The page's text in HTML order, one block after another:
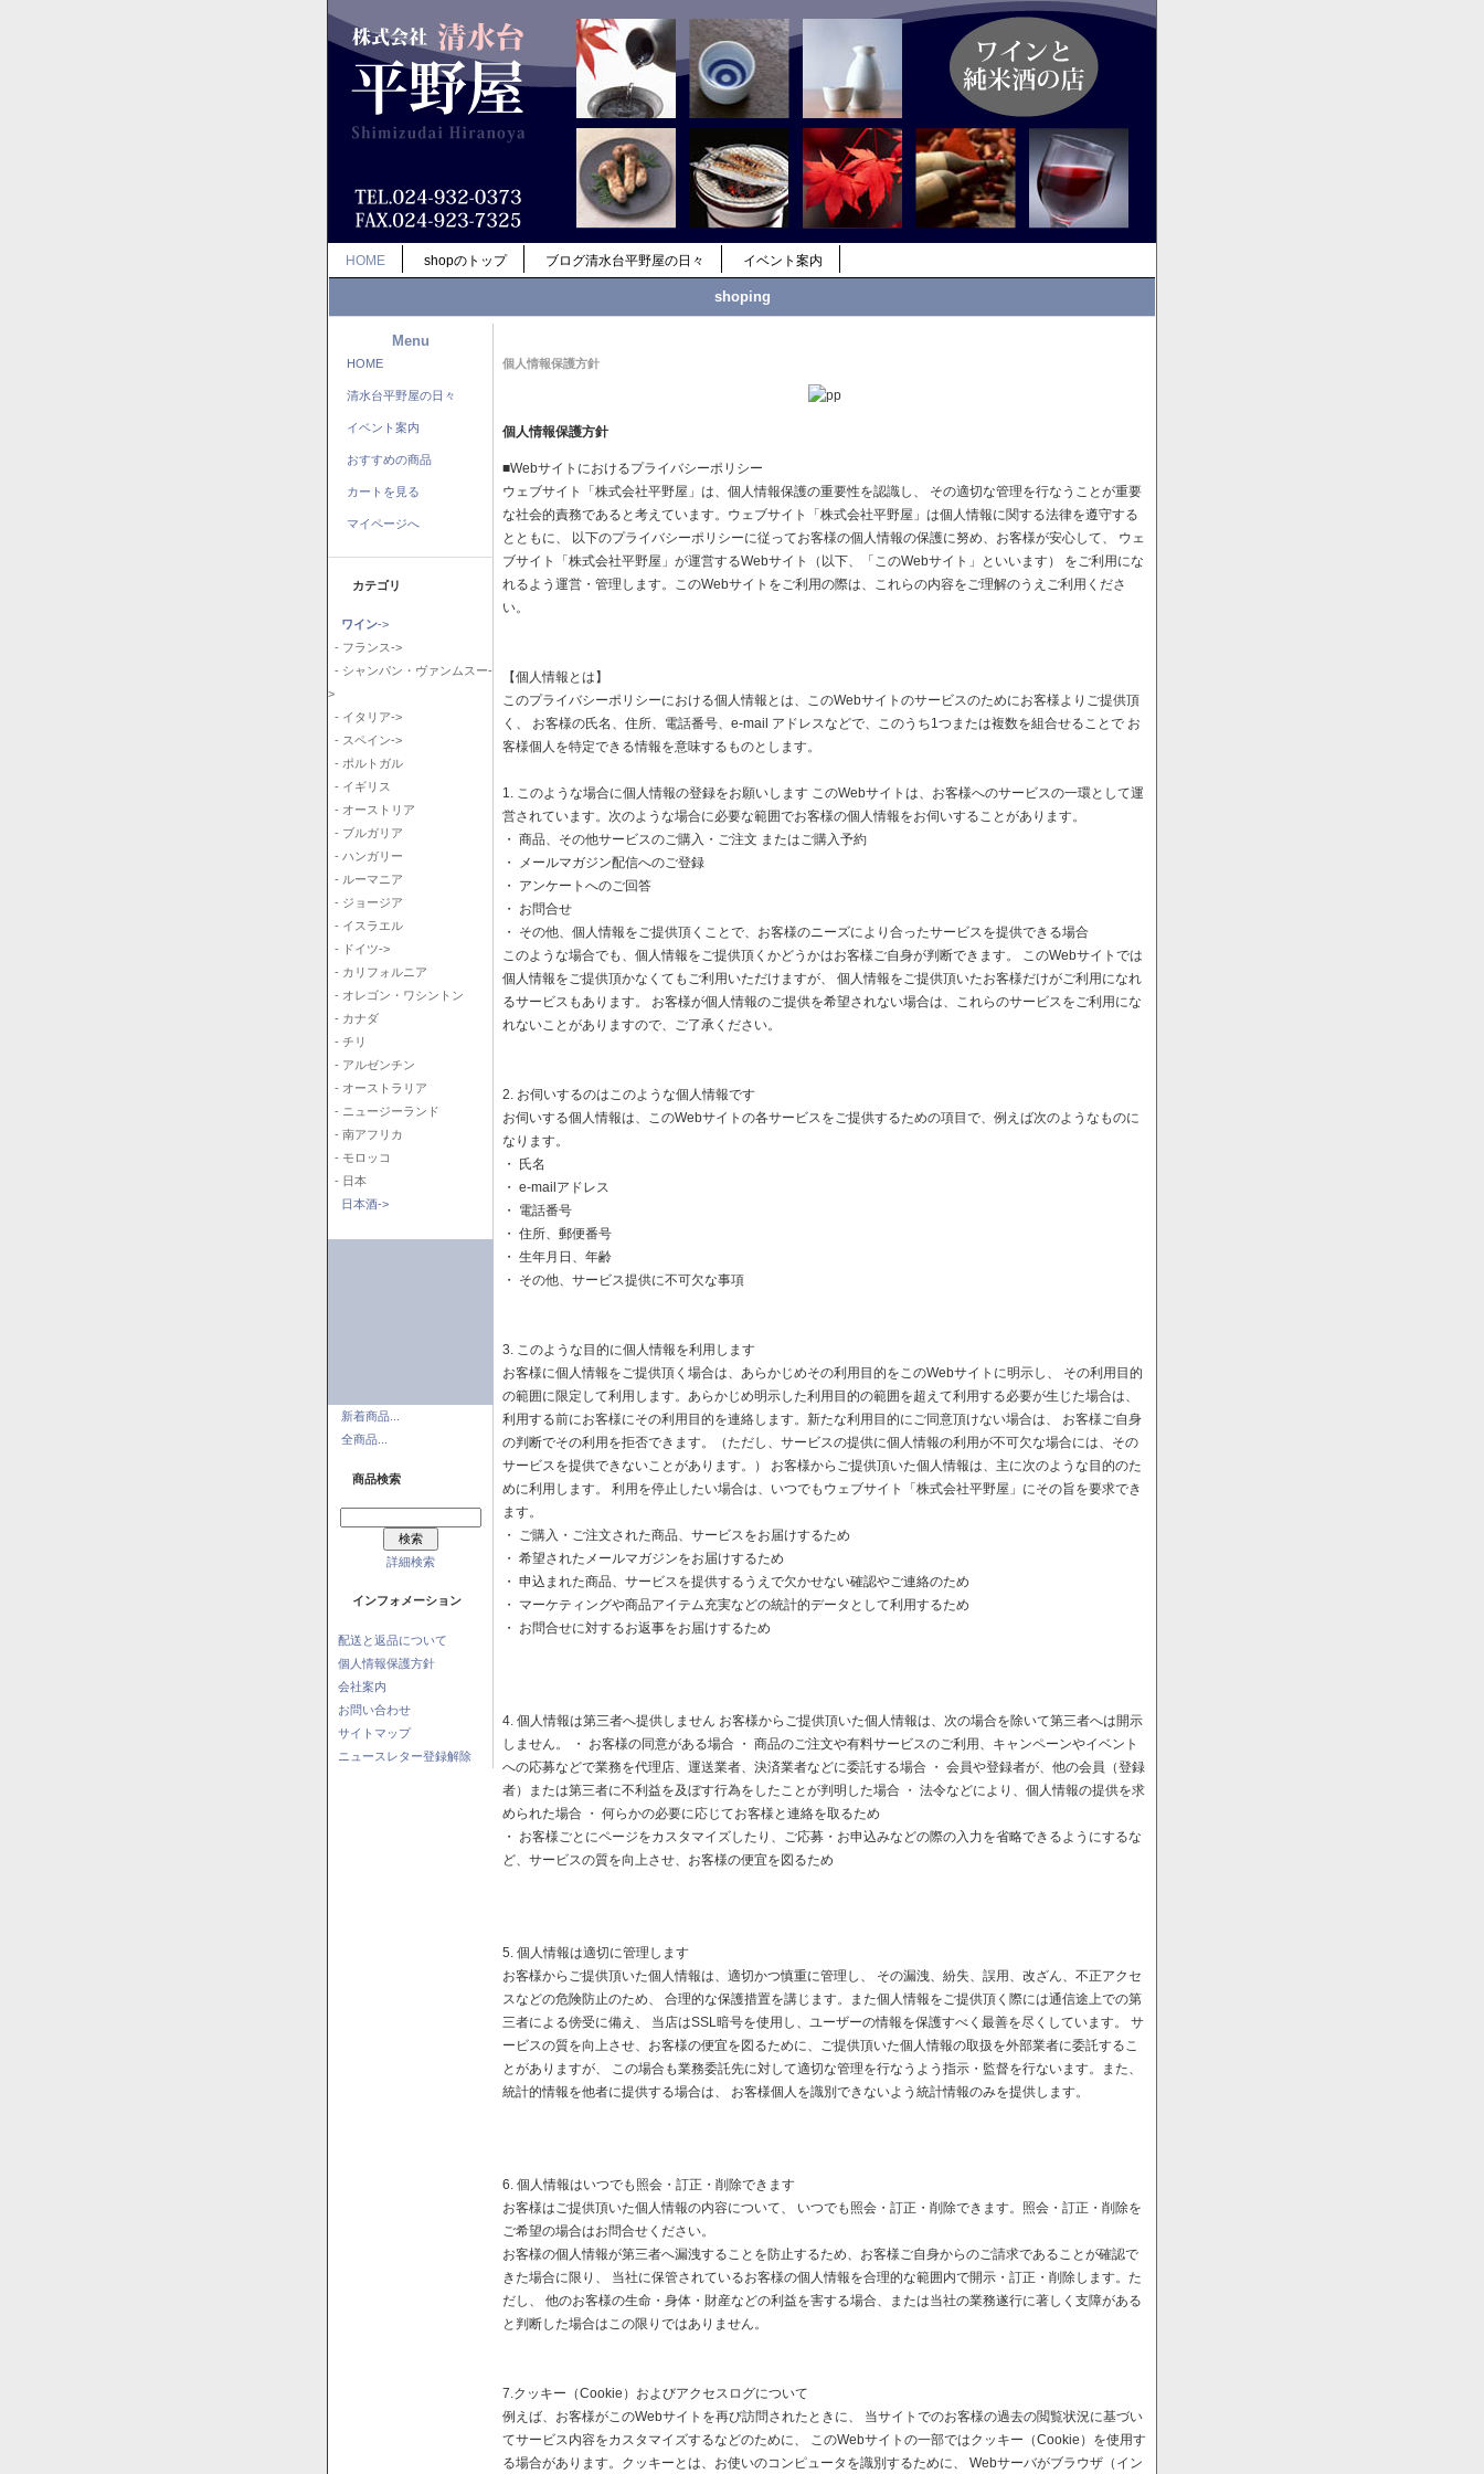
HOME shopのトップ ブログ清水台平野屋の日々 イベント案内
shoping
Menu
HOME
清水台平野屋の日々
イベント案内
おすすめの商品
カートを見る
マイページへ
カテゴリ
ワイン->
- フランス->
- シャンパン・ヴァンムスー-
>
- イタリア->
- スペイン->
- ポルトガル
- イギリス
- オーストリア
- ブルガリア
- ハンガリー
- ルーマニア
- ジョージア
- イスラエル
- ドイツ->
- カリフォルニア
- オレゴン・ワシントン
- カナダ
- チリ
- アルゼンチン
- オーストラリア
- ニュージーランド
- 南アフリカ
- モロッコ
- 日本
日本酒->
新着商品...
全商品...
商品検索
詳細検索
インフォメーション
配送と返品について
個人情報保護方針
会社案内
お問い合わせ
サイトマップ
ニュースレター登録解除
個人情報保護方針
個人情報保護方針
■Webサイトにおけるプライバシーポリシー
ウェブサイト「株式会社平野屋」は、個人情報保護の重要性を認識し、 その適切な管理を行なうことが重要
な社会的責務であると考えています。ウェブサイト「株式会社平野屋」は個人情報に関する法律を遵守する
とともに、 以下のプライバシーポリシーに従ってお客様の個人情報の保護に努め、お客様が安心して、 ウェ
ブサイト「株式会社平野屋」が運営するWebサイト（以下、「このWebサイト」といいます） をご利用にな
れるよう運営・管理します。このWebサイトをご利用の際は、これらの内容をご理解のうえご利用くださ
い。
【個人情報とは】
このプライバシーポリシーにおける個人情報とは、このWebサイトのサービスのためにお客様よりご提供頂
く、 お客様の氏名、住所、電話番号、e-mail アドレスなどで、このうち1つまたは複数を組合せることで お
客様個人を特定できる情報を意味するものとします。
1. このような場合に個人情報の登録をお願いします このWebサイトは、お客様へのサービスの一環として運
営されています。次のような場合に必要な範囲でお客様の個人情報をお伺いすることがあります。
・ 商品、その他サービスのご購入・ご注文 またはご購入予約
・ メールマガジン配信へのご登録
・ アンケートへのご回答
・ お問合せ
・ その他、個人情報をご提供頂くことで、お客様のニーズにより合ったサービスを提供できる場合
このような場合でも、個人情報をご提供頂くかどうかはお客様ご自身が判断できます。 このWebサイトでは
個人情報をご提供頂かなくてもご利用いただけますが、 個人情報をご提供頂いたお客様だけがご利用になれ
るサービスもあります。 お客様が個人情報のご提供を希望されない場合は、これらのサービスをご利用にな
れないことがありますので、ご了承ください。
2. お伺いするのはこのような個人情報です
お伺いする個人情報は、このWebサイトの各サービスをご提供するための項目で、例えば次のようなものに
なります。
・ 氏名
・ e-mailアドレス
・ 電話番号
・ 住所、郵便番号
・ 生年月日、年齢
・ その他、サービス提供に不可欠な事項
3. このような目的に個人情報を利用します
お客様に個人情報をご提供頂く場合は、あらかじめその利用目的をこのWebサイトに明示し、 その利用目的
の範囲に限定して利用します。あらかじめ明示した利用目的の範囲を超えて利用する必要が生じた場合は、
利用する前にお客様にその利用目的を連絡します。新たな利用目的にご同意頂けない場合は、 お客様ご自身
の判断でその利用を拒否できます。（ただし、サービスの提供に個人情報の利用が不可欠な場合には、その
サービスを提供できないことがあります。） お客様からご提供頂いた個人情報は、主に次のような目的のた
めに利用します。 利用を停止したい場合は、いつでもウェブサイト「株式会社平野屋」にその旨を要求でき
ます。
・ ご購入・ご注文された商品、サービスをお届けするため
・ 希望されたメールマガジンをお届けするため
・ 申込まれた商品、サービスを提供するうえで欠かせない確認やご連絡のため
・ マーケティングや商品アイテム充実などの統計的データとして利用するため
・ お問合せに対するお返事をお届けするため
4. 個人情報は第三者へ提供しません お客様からご提供頂いた個人情報は、次の場合を除いて第三者へは開示
しません。 ・ お客様の同意がある場合 ・ 商品のご注文や有料サービスのご利用、キャンペーンやイベント
への応募などで業務を代理店、運送業者、決済業者などに委託する場合 ・ 会員や登録者が、他の会員（登録
者）または第三者に不利益を及ぼす行為をしたことが判明した場合 ・ 法令などにより、個人情報の提供を求
められた場合 ・ 何らかの必要に応じてお客様と連絡を取るため
・ お客様ごとにページをカスタマイズしたり、ご応募・お申込みなどの際の入力を省略できるようにするな
ど、サービスの質を向上させ、お客様の便宜を図るため
5. 個人情報は適切に管理します
お客様からご提供頂いた個人情報は、適切かつ慎重に管理し、 その漏洩、紛失、誤用、改ざん、不正アクセ
スなどの危険防止のため、 合理的な保護措置を講じます。また個人情報をご提供頂く際には通信途上での第
三者による傍受に備え、 当店はSSL暗号を使用し、ユーザーの情報を保護すべく最善を尽くしています。 サ
ービスの質を向上させ、お客様の便宜を図るために、ご提供頂いた個人情報の取扱を外部業者に委託するこ
とがありますが、 この場合も業務委託先に対して適切な管理を行なうよう指示・監督を行ないます。また、
統計的情報を他者に提供する場合は、 お客様個人を識別できないよう統計情報のみを提供します。
6. 個人情報はいつでも照会・訂正・削除できます
お客様はご提供頂いた個人情報の内容について、 いつでも照会・訂正・削除できます。照会・訂正・削除を
ご希望の場合はお問合せください。
お客様の個人情報が第三者へ漏洩することを防止するため、お客様ご自身からのご請求であることが確認で
きた場合に限り、 当社に保管されているお客様の個人情報を合理的な範囲内で開示・訂正・削除します。た
だし、 他のお客様の生命・身体・財産などの利益を害する場合、または当社の業務遂行に著しく支障がある
と判断した場合はこの限りではありません。
7.クッキー（Cookie）およびアクセスログについて
例えば、お客様がこのWebサイトを再び訪問されたときに、 当サイトでのお客様の過去の閲覧状況に基づい
てサービス内容をカスタマイズするなどのために、 このWebサイトの一部ではクッキー（Cookie）を使用す
る場合があります。クッキーとは、お使いのコンピュータを識別するために、 Webサーバがブラウザ（イン